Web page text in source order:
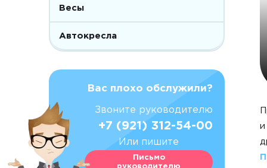
Весы
Автокресла
Вас плохо обслужили?
Звоните руководителю
+7 (921) 312-54-00
Или пишите
Письмо
руководителю
и